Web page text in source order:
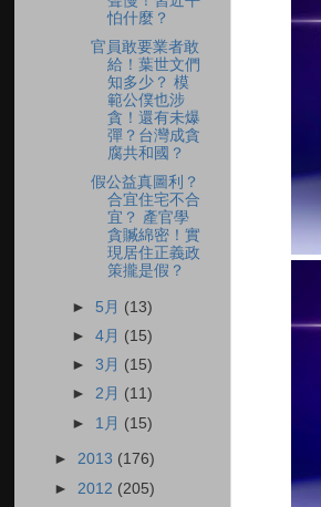
怕什麼？
官員敢要業者敢
給！葉世文們
知多少？ 模
範公僕也涉
貪！還有未爆
彈？台灣成貪
腐共和國？
假公益真圖利？
合宜住宅不合
宜？ 產官學
貪贓綿密！實
現居住正義政
策攏是假？
► 5月 (13)
►4月 (15)
►3月 (15)
►2月 (11)
► 1月 (15)
► 2013 (176)
► 2012 (205)